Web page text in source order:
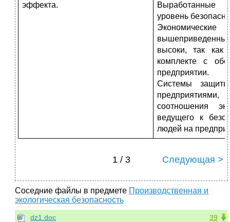
эффекта.
Выработанные
уровень
высоки, так как
комплекте с
предприятии.
Системы
соотношения
ведущего к
людей на
1 / 3 Следующая >
Соседние файлы в предмете Производственная и
экологическая безопасность
39
dz1.doc